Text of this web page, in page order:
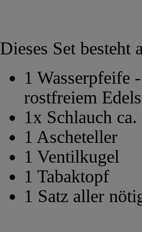
Dieses Set besteht
1 Wasserpfeife
rostfreiem
1x Schlauch
1 Ascheteller
1 Ventilkugel
1 Tabaktopf
1 Satz aller